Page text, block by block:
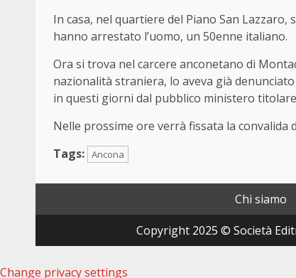
In casa, nel quartiere del Piano San
hanno arrestato l’uomo, un 50enne italiano.
Ora si trova nel carcere anconetano di
nazionalità straniera, lo aveva già
in questi giorni dal pubblico ministero titolare
Nelle prossime ore verrà fissata la convalida
Tags: Ancona
Chi siamo
Copyright 2025 © Società
Change privacy settings